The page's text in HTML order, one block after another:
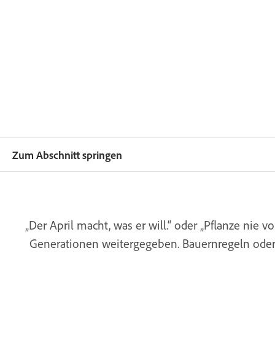
Zum Abschnitt springen
„Der April macht, was er will.“ oder „Pflanze
Generationen weitergegeben. Bauernregeln